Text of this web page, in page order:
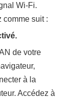
Wi-Fi.
comme suit :
de votre
à la
Accédez à